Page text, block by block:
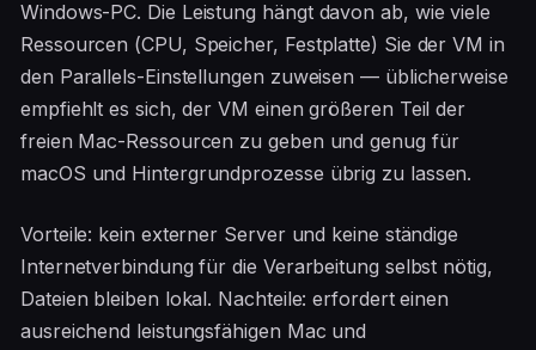
Windows-PC. Die Leistung hängt davon ab, wie viele
Ressourcen (CPU, Speicher, Festplatte) Sie der VM in
den Parallels-Einstellungen zuweisen — üblicherweise
empfiehlt es sich, der VM einen größeren Teil der
freien Mac-Ressourcen zu geben und genug für
macOS und Hintergrundprozesse übrig zu lassen.
Vorteile: kein externer Server und keine ständige
Internetverbindung für die Verarbeitung selbst nötig,
Dateien bleiben lokal. Nachteile: erfordert einen
ausreichend leistungsfähigen Mac und